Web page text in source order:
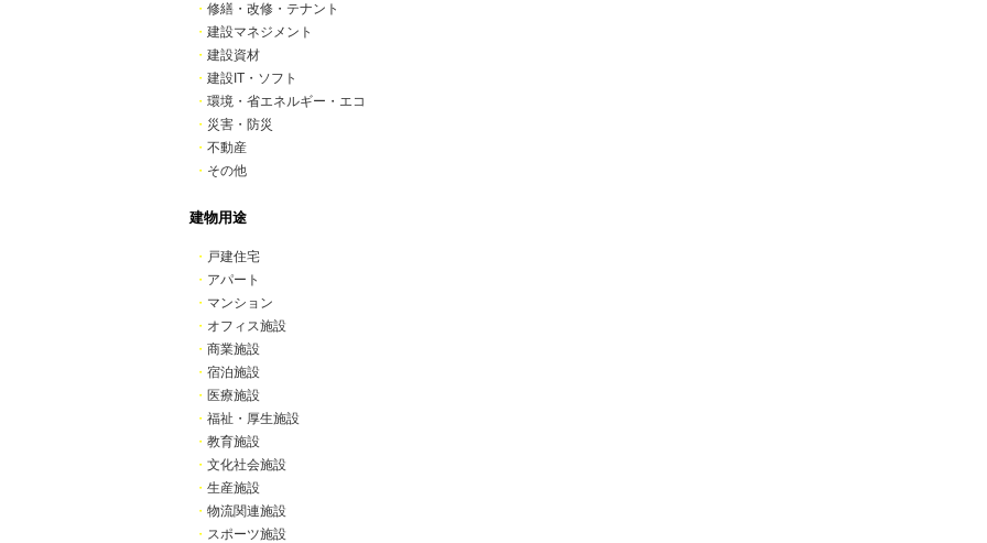
・ 修繕・改修・テナント
・ 建設マネジメント
・ 建設資材
・ 建設IT・ソフト
・ 環境・省エネルギー・エコ
・ 災害・防災
・ 不動産
・ その他
建物用途
・ 戸建住宅
・ アパート
・ マンション
・ オフィス施設
・ 商業施設
・ 宿泊施設
・ 医療施設
・ 福祉・厚生施設
・ 教育施設
・ 文化社会施設
・ 生産施設
・ 物流関連施設
・ スポーツ施設